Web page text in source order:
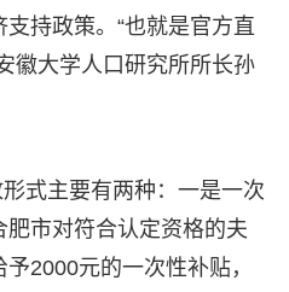
持政策。“也就是官方直
徽大学人口研究所所长孙
式主要有两种：一是一次
市对符合认定资格的夫
2000元的一次性补贴，